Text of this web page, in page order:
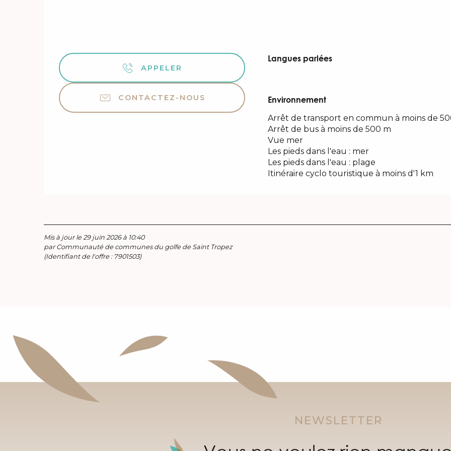
APPELER
CONTACTEZ-NOUS
Langues parlées
Langues parlées
Environnement
Environnement
Arrêt de transport en commun à moins de
Arrêt de bus à moins de 500 m
Vue mer
Les pieds dans l'eau : mer
Les pieds dans l'eau : plage
Itinéraire cyclo touristique à moins d'1 km
Mis à jour le 29 juin 2026 à 10:40
par Communauté de communes du golfe de Saint Tropez
(Identifiant de l'offre : 7901503)
NEWSLETTER